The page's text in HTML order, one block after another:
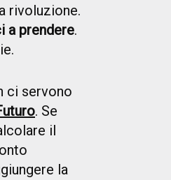
rivoluzione.
a prendere.
ci servono
. Se
il
la